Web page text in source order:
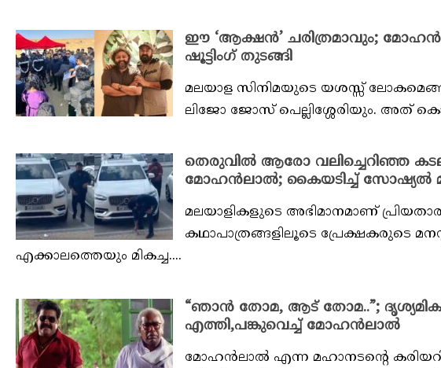
ഈ ‘ആക്ഷൻ’ ചരിത്രമാവും;
ഷൂട്ടിംഗ് തുടങ്ങി
മലയാള സിനിമയുടെ യശസ്സ്
ലിജോ ജോസ് പെല്ലിശ്ശേരിയും. അത്
തെരുവിൽ ആരോ വലിച്ചെറിഞ്ഞ
മോഹൻലാൽ; കൈയടിച്ച് സോഷ്യൽ
മലയാളികളുടെ അഭിമാനമാണ്
കഥാപാത്രങ്ങളിലൂടെ പ്രേക്ഷകരുടെ
എക്കാലത്തെയും മികച്ച....
“ഞാൻ തോമ, ആട് തോമ..”;
എത്തി,പങ്കുവെച്ച് മോഹൻലാൽ
മോഹൻലാൽ എന്ന മഹാനടന്റെ